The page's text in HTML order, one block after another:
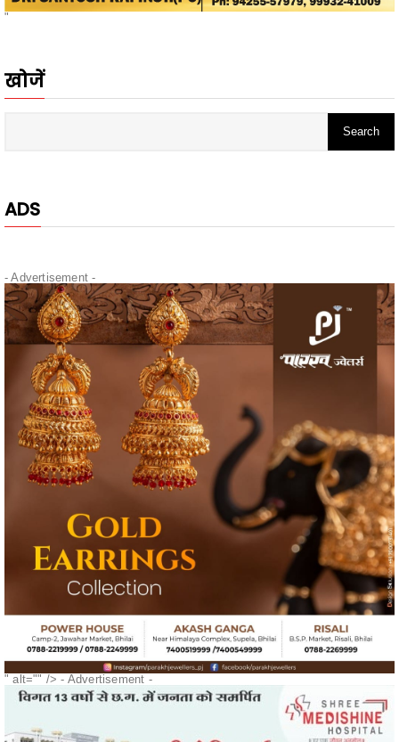
- Advertisement -
" alt="" />- Advertisement -